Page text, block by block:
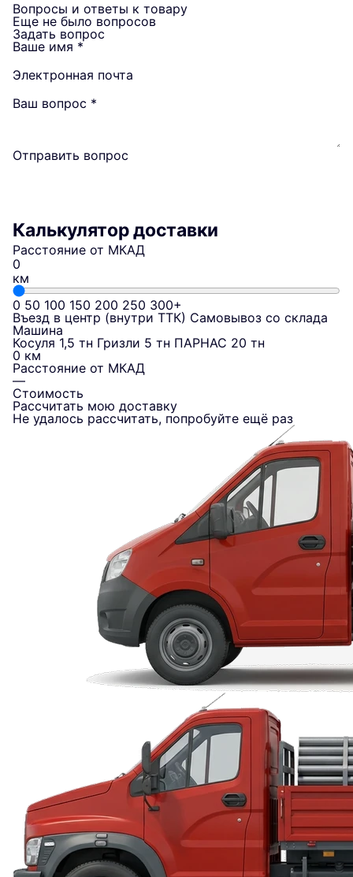
Вопросы и ответы к товару
Еще не было вопросов
Задать вопрос
Ваше имя *
Электронная почта
Ваш вопрос *
Отправить вопрос
Калькулятор доставки
Расстояние от МКАД
км
0 50 100 150 200 250 300+
Въезд в центр (внутри ТТК) Самовывоз со склада
Машина
Косуля 1,5 тн Гризли 5 тн ПАРНАС 20 тн
0 км
Расстояние от МКАД
—
Стоимость
Рассчитать мою доставку
Не удалось рассчитать, попробуйте ещё раз